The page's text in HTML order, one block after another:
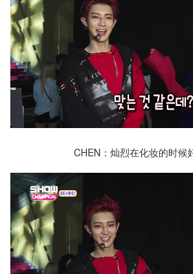
CHEN：灿烈在化妆的时候